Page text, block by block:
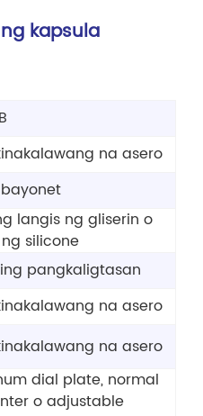
kapsula
na asero
langis ng gliserin o
silicone
pangkaligtasan
na asero
na asero
dial plate, normal
o adjustable